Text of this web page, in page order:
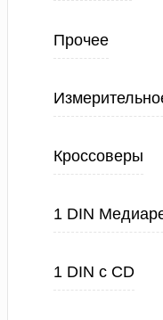
Прочее
Кроссоверы
1 DIN
1 DIN с CD